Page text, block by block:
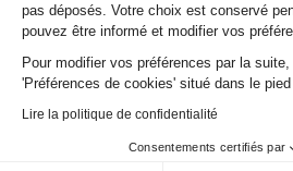
pas déposés. Votre choix est conservé
pouvez être informé et modifier vos
Pour modifier vos préférences par la
'Préférences de cookies' situé dans le pied
Lire la politique de confidentialité
Consentements certifiés par
Mentions légales/Cookie/